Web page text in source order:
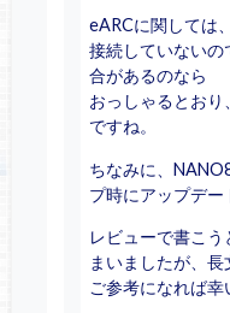
eARCに関しては
接続していない
合があるのなら
おっしゃるとお
ですね。
ちなみに、
プ時にアップデー
レビューで書こ
まいましたが、長
ご参考になれば幸